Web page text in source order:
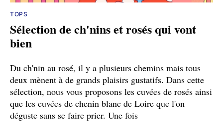
TOPS
Sélection de ch'nins et rosés qui vont
bien
Du ch'nin au rosé, il y a plusieurs chemins mais tous
deux mènent à de grands plaisirs gustatifs. Dans cette
sélection, nous vous proposons les cuvées de rosés ainsi
que les cuvées de chenin blanc de Loire que l'on
déguste sans se faire prier. Une fois